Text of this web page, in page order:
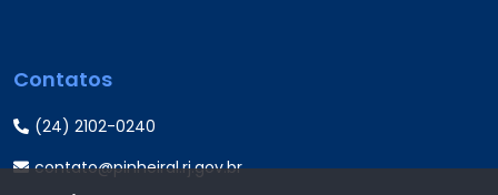
Contatos
(24) 2102-0240
contato@pinheiral.rj.gov.br